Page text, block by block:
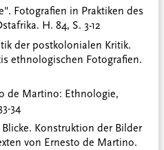
Fotografien in Praktiken des
H. 84, S. 3-12
der postkolonialen Kritik.
ethnologischen Fotografien.
de Martino: Ethnologie,
34
Konstruktion der Bilder
von Ernesto de Martino.